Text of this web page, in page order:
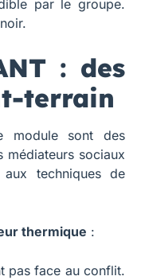
par le groupe.
: des
terrain
module sont des
médiateurs sociaux
techniques de
thermique :
pas face au conflit.